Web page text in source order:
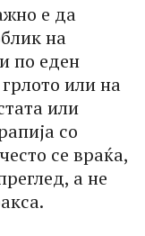
е да
на
по еден
или на
или
со
се враќа,
а не